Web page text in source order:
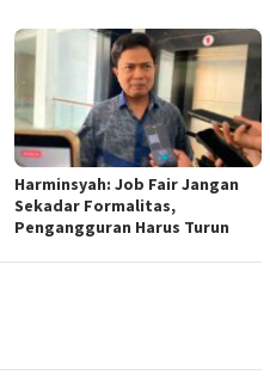
Harminsyah: Job Fair Jangan
Sekadar Formalitas,
Pengangguran Harus Turun